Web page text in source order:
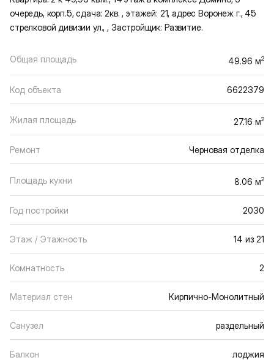
очередь, корп.5, сдача: 2кв. , этажей: 21, адрес Воронеж г., 45
стрелковой дивизии ул., , Застройщик: Развитие.
Общая площадь 49.96 м2
Код объекта 6622379
Жилая площадь 27.16 м2
Ремонт Черновая отделка
Площадь кухни 8.06 м2
Год постройки 2030
Этаж / Этажность 14 из 21
Комнатность 2
Материал стен Кирпично-Монолитный
Санузел раздельный
Балкон лоджия